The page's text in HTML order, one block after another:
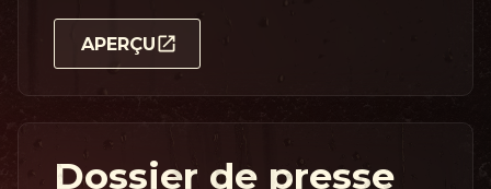
APERÇU
Dossier de presse